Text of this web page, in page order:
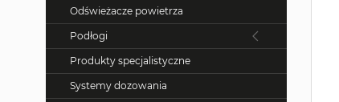
Odświeżacze powietrza
Podłogi
Produkty specjalistyczne
Systemy dozowania